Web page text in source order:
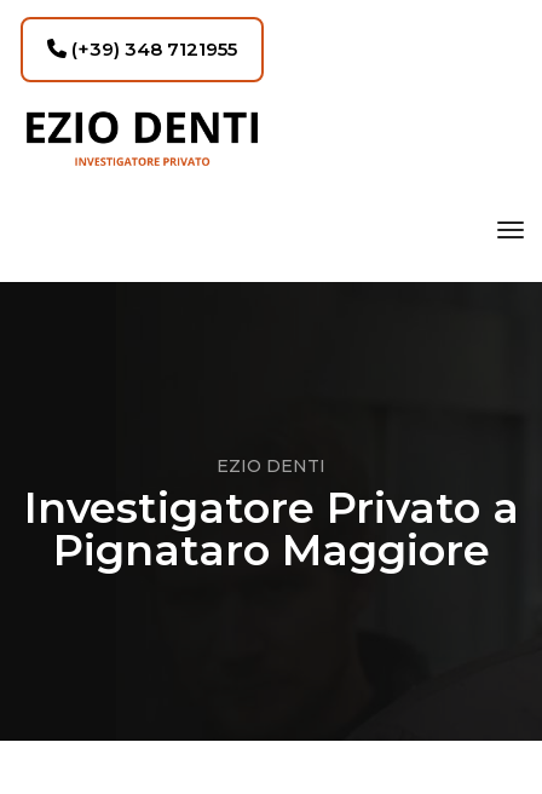
(+39) 348 7121955
EZIO DENTI
Investigatore Privato a
Pignataro Maggiore